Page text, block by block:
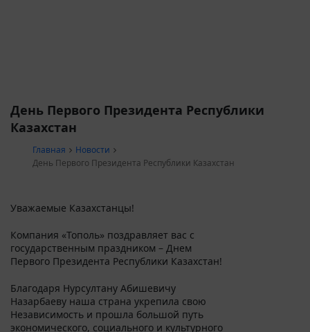
День Первого Президента Республики
Казахстан
Главная
Новости
День Первого Президента Республики Казахстан
Уважаемые Казахстанцы!
Компания «Тополь» поздравляет вас с
государственным праздником – Днем
Первого Президента Республики Казахстан!
Благодаря Нурсултану Абишевичу
Назарбаеву наша страна укрепила свою
Независимость и прошла большой путь
экономического, социального и культурного